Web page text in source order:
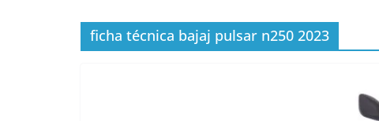
ficha técnica bajaj pulsar n250 2023